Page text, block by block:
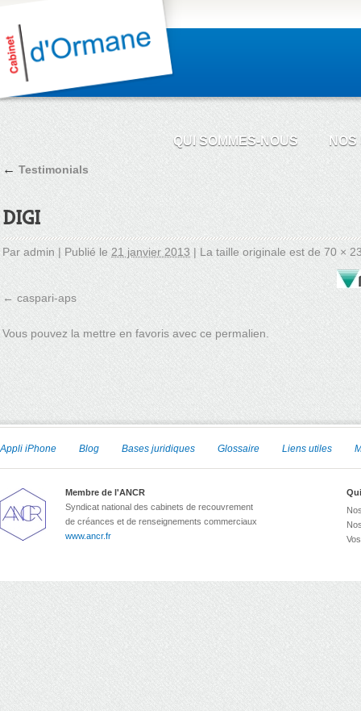
QUI SOMMES-NOUS NOS
← Testimonials
DIGI
Par admin | Publié le 21 janvier 2013 | La taille originale est de 70 ×
caspari-aps
Vous pouvez la mettre en favoris avec ce permalien
Appli iPhone Blog Bases juridiques Glossaire Liens utiles
Membre de l'ANCR
Syndicat national des cabinets de recouvrement
de créances et de renseignements commerciaux
www.ancr.fr